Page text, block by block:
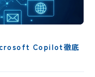
Copilot徹底